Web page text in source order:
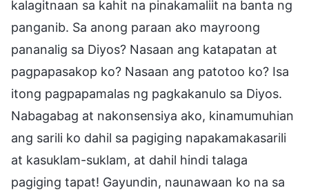
kalagitnaan sa kahit na pinakamaliit na banta ng
panganib. Sa anong paraan ako mayroong
pananalig sa Diyos? Nasaan ang katapatan at
pagpapasakop ko? Nasaan ang patotoo ko? Isa
itong pagpapamalas ng pagkakanulo sa Diyos.
Nabagabag at nakonsensiya ako, kinamumuhian
ang sarili ko dahil sa pagiging napakamakasarili
at kasuklam-suklam, at dahil hindi talaga
pagiging tapat! Gayundin, naunawaan ko na sa